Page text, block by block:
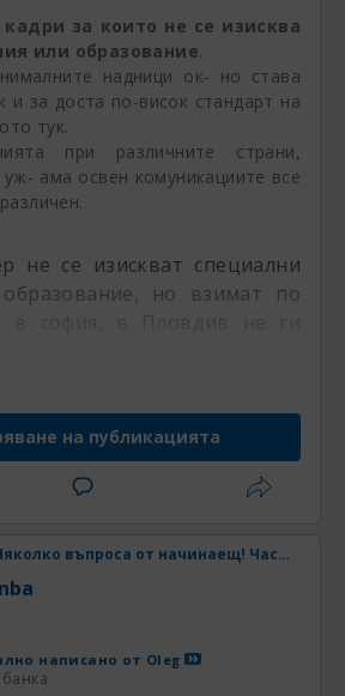
кадри за които не се изисква
или образование.
надници ок- но става
и за доста по-висок стандарт на
тук.
при различните страни,
уж- ама освен комуникациите все
не се изискват специални
но взимат по
ако намери и за 700-800лв
на публикацията
Няколко въпроса от начинаещ! Част 2
написано от Oleg